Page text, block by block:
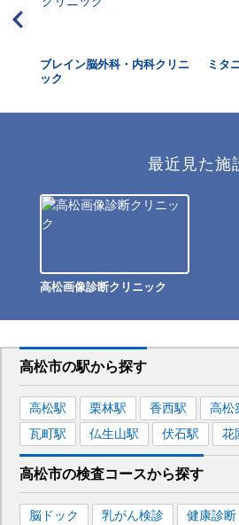
ブレイン脳外科・内科クリニ
ック
ミタ
最近見た施
高松画像診断クリニック
高松市の駅から探す
高松駅 栗林駅 香西駅 高松
瓦町駅 仏生山駅 伏石駅 花
高松市の検査コースから探す
脳ドック 乳がん検診 健康診断